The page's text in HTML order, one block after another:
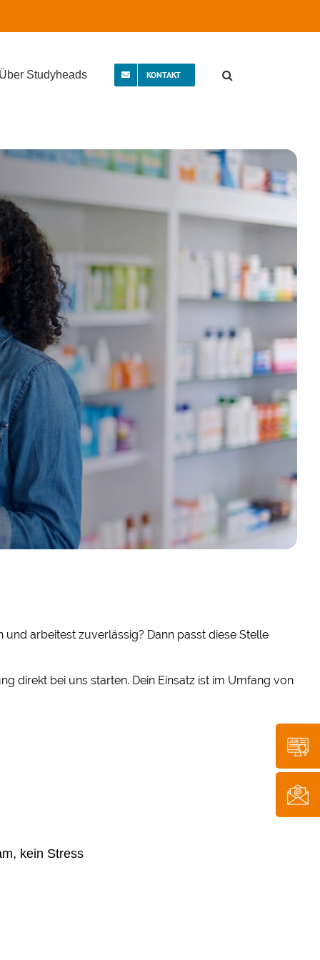
Über Studyheads KONTAKT
arbeitest zuverlässig? Dann passt diese Stelle
direkt bei uns starten. Dein Einsatz ist im Umfang von
kein Stress